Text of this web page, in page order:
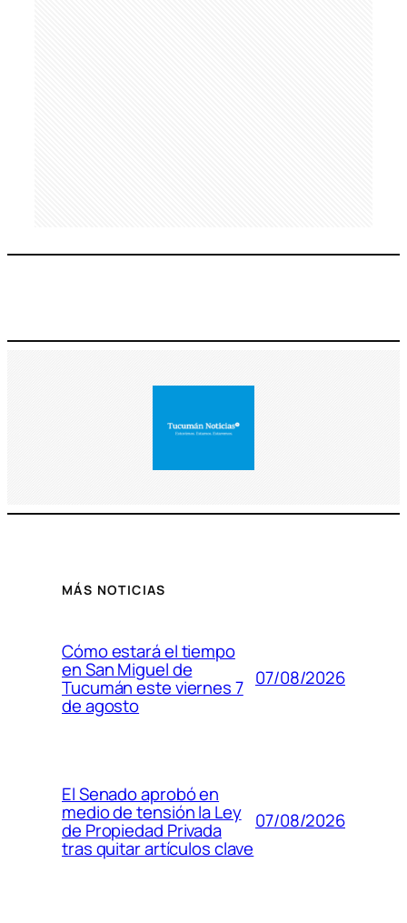
MÁS NOTICIAS
Cómo estará el tiempo
en San Miguel de
Tucumán este viernes 7
de agosto
07/08/2026
El Senado aprobó en
medio de tensión la Ley
de Propiedad Privada
tras quitar artículos clave
07/08/2026